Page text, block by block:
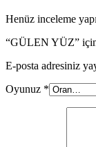
Henüz inceleme
“GÜLEN YÜZ”
E-posta adresiniz
Oyunuz *